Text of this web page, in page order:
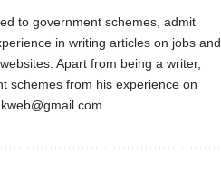
to government schemes, admit
in writing articles on jobs and
Apart from being a writer,
schemes from his experience on